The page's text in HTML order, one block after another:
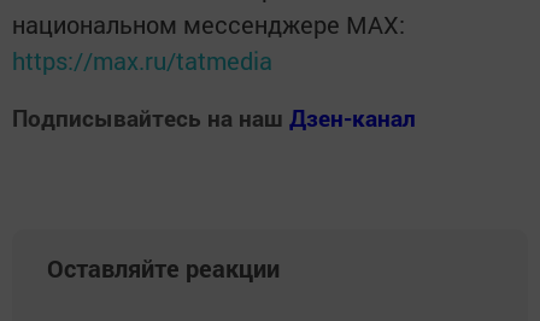
национальном мессенджере MАХ:
https://max.ru/tatmedia
Подписывайтесь на наш Дзен-канал
Оставляйте реакции